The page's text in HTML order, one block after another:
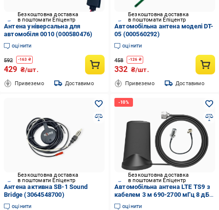
Безкоштовна доставка
в поштомати Епіцентр
Антена універсальна для
автомобіля 0010 (000580476)
оцінити
592 -163 ₴
429 ₴/шт.
Привеземо Доставимо
Безкоштовна доставка
в поштомати Епіцентр
Автомобільна антена моделі DT-
05 (000560292)
оцінити
458 -126 ₴
332 ₴/шт.
Привеземо Доставимо
Безкоштовна доставка
в поштомати Епіцентр
Антена активна SB-1 Sound
Bridge (3064548700)
оцінити
Безкоштовна доставка
в поштомати Епіцентр
Автомобільна антена LTE TS9 з
кабелем 3 м 690-2700 мГц 8 дБ
(31717400)
оцінити